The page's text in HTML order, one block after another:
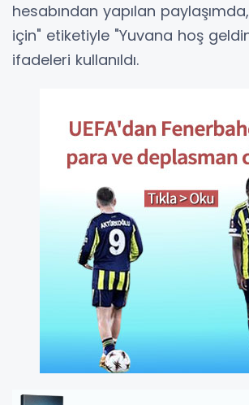
hesabından yapılan
için" etiketiyle "Yuvana hoş
ifadeleri kullanıldı.